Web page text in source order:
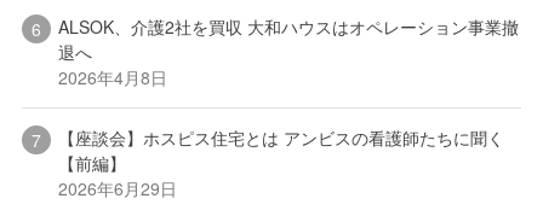
ALSOK、介護2社を買収 大和ハウスはオペレーション事業撤
退へ
2026年4月8日
【座談会】ホスピス住宅とは アンビスの看護師たちに聞く
【前編】
2026年6月29日